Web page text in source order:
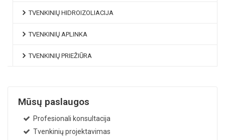
TVENKINIŲ HIDROIZOLIACIJA
TVENKINIŲ APLINKA
TVENKINIŲ PRIEŽIŪRA
Mūsų paslaugos
Profesionali konsultacija
Tvenkinių projektavimas